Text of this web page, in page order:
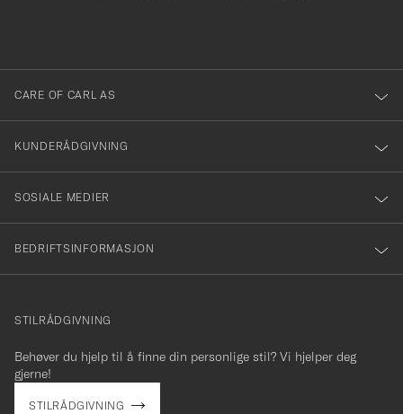
dig
till
vårt
nyhetsbrev!
CARE OF CARL AS
KUNDERÅDGIVNING
SOSIALE MEDIER
BEDRIFTSINFORMASJON
info@careofcarl.no
STILRÅDGIVNING
Behøver du hjelp til å finne din personlige stil? Vi hjelper deg
gjerne!
STILRÅDGIVNING